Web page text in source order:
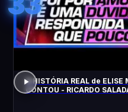
A HISTÓRIA REAL de
CONTOU - RICARDO